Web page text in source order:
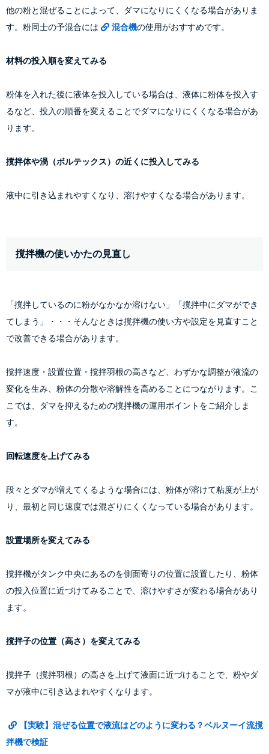
他の粉と混ぜることによって、ダマになりにくくなる場合がありま
す。粉同士の予混合には
混合機の使用がおすすめです。
材料の投入順を変えてみる
粉体を入れた後に液体を投入している場合は、液体に粉体を投入す
るなど、投入の順番を変えることでダマになりにくくなる場合があ
ります。
撹拌体や渦（ボルテックス）の近くに投入してみる
液中に引き込まれやすくなり、溶けやすくなる場合があります。
撹拌機の使いかたの見直し
「撹拌しているのに粉がなかなか溶けない」「撹拌中にダマができ
てしまう」・・・そんなときは撹拌機の使い方や設定を見直すこと
で改善できる場合があります。
撹拌速度・設置位置・撹拌羽根の高さなど、わずかな調整が液流の
変化を生み、粉体の分散や溶解性を高めることにつながります。こ
こでは、ダマを抑えるための撹拌機の運用ポイントをご紹介しま
す。
回転速度を上げてみる
段々とダマが増えてくるような場合には、粉体が溶けて粘度が上が
り、最初と同じ速度では混ざりにくくなっている場合があります。
設置場所を変えてみる
撹拌機がタンク中央にあるのを側面寄りの位置に設置したり、粉体
の投入位置に近づけてみることで、溶けやすさが変わる場合があり
ます。
撹拌子の位置（高さ）を変えてみる
撹拌子（撹拌羽根）の高さを上げて液面に近づけることで、粉やダ
マが液中に引き込まれやすくなります。
【実験】混ぜる位置で液流はどのように変わる？ベルヌーイ流撹
拌機で検証